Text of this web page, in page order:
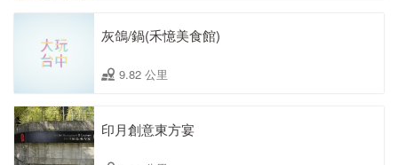
灰鴿/鍋(禾憶美食館)
9.82 公里
印月創意東方宴